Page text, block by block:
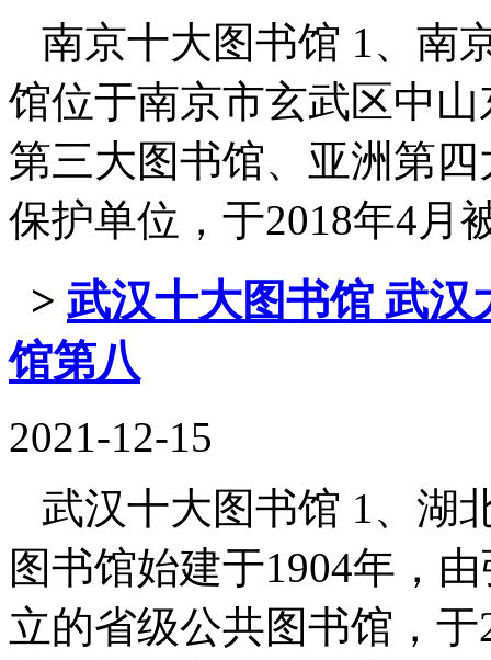
南京十大图书馆 1、南
馆位于南京市玄武区中
第三大图书馆、亚洲第
保护单位，于2018年4月
> 武汉十大图书馆 武
馆第八
2021-12-15
武汉十大图书馆 1、湖
图书馆始建于1904年，
立的省级公共图书馆，